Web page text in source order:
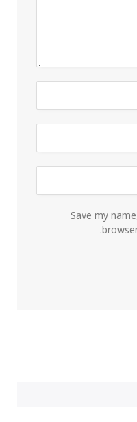
Save my